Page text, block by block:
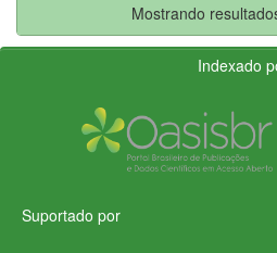
Mostrando
Indexado
Suportado por